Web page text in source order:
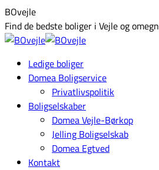
Skip
to
content
Facebook
page
opens
new
window
BOvejle
Find de bedste boliger i Vejle og omegn
Ledige boliger
Domea Boligservice
Privatlivspolitik
Boligselskaber
Domea Vejle-Børkop
Jelling Boligselskab
Domea Egtved
Kontakt